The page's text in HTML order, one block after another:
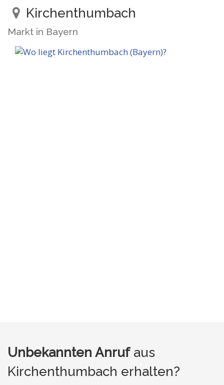
Kirchenthumbach
Markt in Bayern
Unbekannten Anrufaus
Kirchenthumbach erhalten?